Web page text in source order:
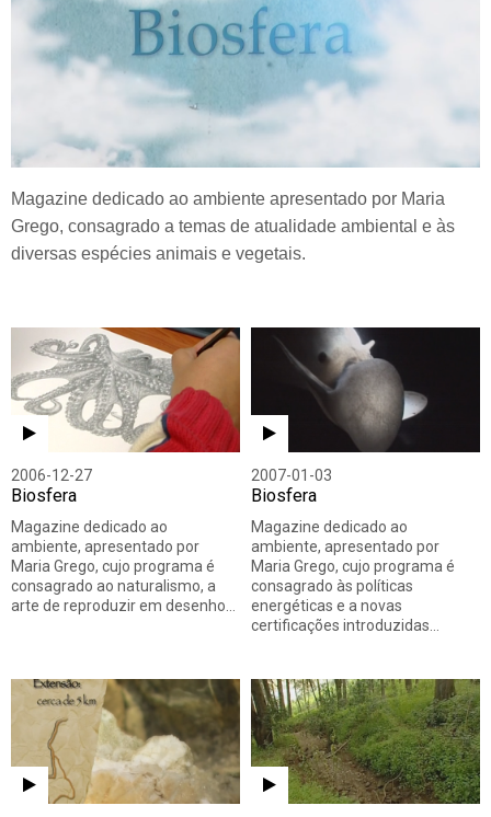
Magazine dedicado ao ambiente apresentado por Maria
Grego, consagrado a temas de atualidade ambiental e às
diversas espécies animais e vegetais.
2006-12-27
Biosfera
Magazine dedicado ao
ambiente, apresentado por
Maria Grego, cujo programa é
consagrado ao naturalismo, a
arte de reproduzir em desenho…
2007-01-03
Biosfera
Magazine dedicado ao
ambiente, apresentado por
Maria Grego, cujo programa é
consagrado às políticas
energéticas e a novas
certificações introduzidas…